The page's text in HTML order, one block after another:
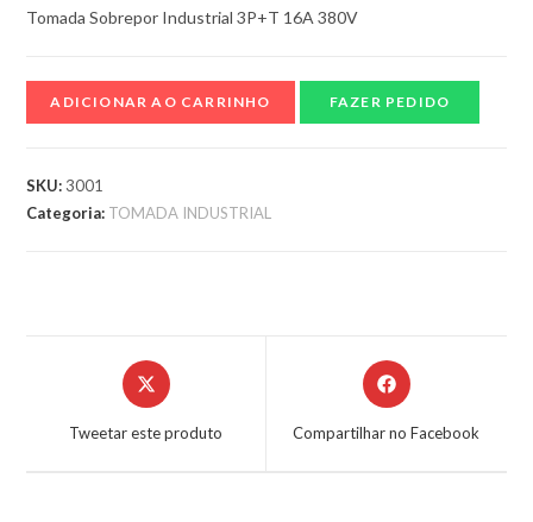
Tomada Sobrepor Industrial 3P+T 16A 380V
ADICIONAR AO CARRINHO FAZER PEDIDO
SKU: 3001
Categoria: TOMADA INDUSTRIAL
Tweetar este produto Compartilhar no Facebook